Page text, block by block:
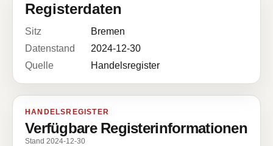
Registerdaten
Sitz
Bremen
Datenstand
2024-12-30
Quelle
Handelsregister
HANDELSREGISTER
Verfügbare Registerinformationen
Stand 2024-12-30